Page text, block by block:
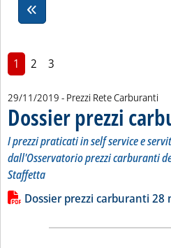
1 2 3
29/11/2019 - Prezzi Rete Carburanti
Dossier prezzi
I prezzi praticati in self service e
dall'Osservatorio prezzi carburanti
Staffetta
Leggi tutta la notizia: 'Dossier
Lista allegati PDF alla
Dossier prezzi carburanti 28